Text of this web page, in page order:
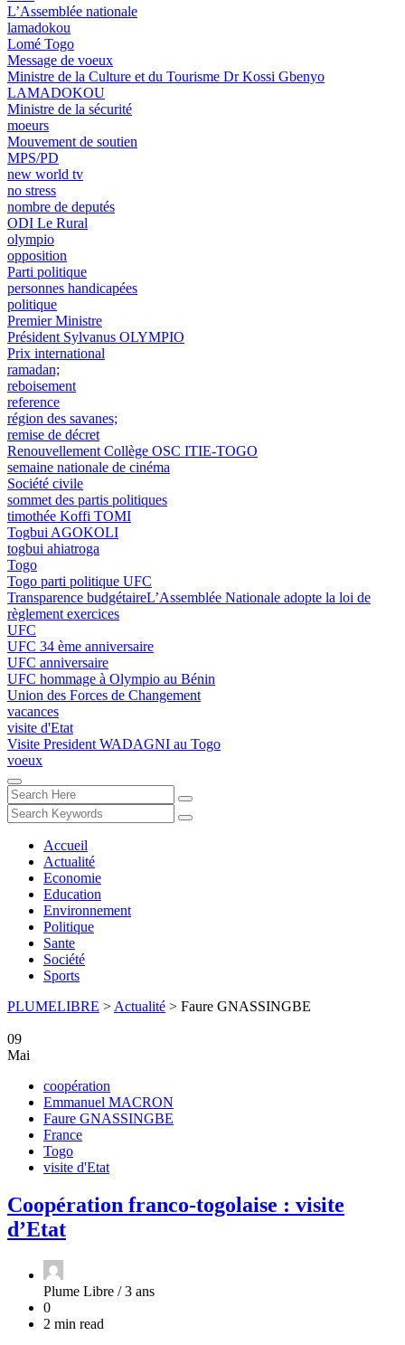
L’Assemblée nationale
lamadokou
Lomé Togo
Message de voeux
Ministre de la Culture et du Tourisme Dr Kossi Gbenyo
LAMADOKOU
Ministre de la sécurité
moeurs
Mouvement de soutien
MPS/PD
new world tv
no stress
nombre de deputés
ODI Le Rural
olympio
opposition
Parti politique
personnes handicapées
politique
Premier Ministre
Président Sylvanus OLYMPIO
Prix international
ramadan;
reboisement
reference
région des savanes;
remise de décret
Renouvellement Collège OSC ITIE-TOGO
semaine nationale de cinéma
Société civile
sommet des partis politiques
timothée Koffi TOMI
Togbui AGOKOLI
togbui ahiatroga
Togo
Togo parti politique UFC
Transparence budgétaireL’Assemblée Nationale adopte la loi de
règlement exercices
UFC
UFC 34 ème anniversaire
UFC anniversaire
UFC hommage à Olympio au Bénin
Union des Forces de Changement
vacances
visite d'Etat
Visite President WADAGNI au Togo
voeux
Accueil
Actualité
Economie
Education
Environnement
Politique
Sante
Société
Sports
PLUMELIBRE > Actualité > Faure GNASSINGBE
09
Mai
coopération
Emmanuel MACRON
Faure GNASSINGBE
France
Togo
visite d'Etat
Coopération franco-togolaise : visite
d’Etat
Plume Libre /3 ans
0
2 min read